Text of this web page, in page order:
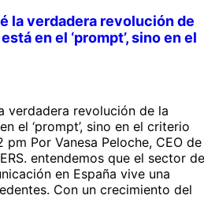
la verdadera revolución de
en el ‘prompt’, sino en el
verdadera revolución de la
el ‘prompt’, sino en el criterio
Por Vanesa Peloche, CEO de
entendemos que el sector de
en España vive una
Con un crecimiento del